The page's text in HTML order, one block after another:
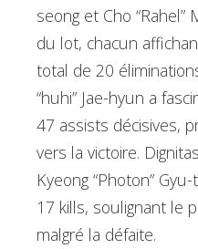
seong et Cho
du lot, chacun
total de 20
“huhi” Jae-hyun a
47 assists décisives,
vers la victoire.
Kyeong “Photon”
17 kills, soulignant le
malgré la défaite.